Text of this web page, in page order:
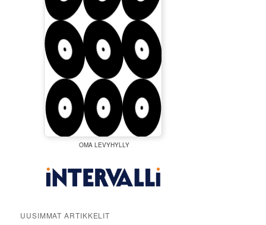
OMA LEVYHYLLY
UUSIMMAT ARTIKKELIT